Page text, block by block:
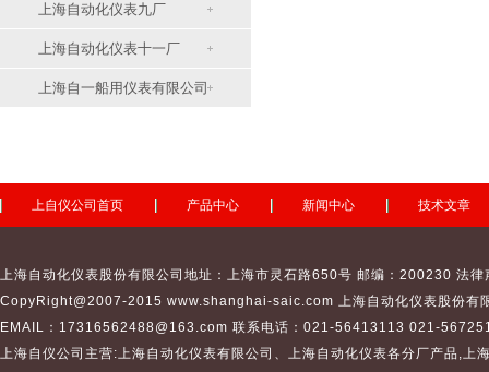
上海自动化仪表九厂
上海自动化仪表十一厂
上海自一船用仪表有限公司
上自仪公司首页 产品中心 新闻中心 技术文章
上海自动化仪表股份有限公司地址：上海市灵石路650号 邮编：200230 法律
CopyRight@2007-2015 www.shanghai-saic.com 上海自动化仪表股份有
EMAIL：17316562488@163.com 联系电话：021-56413113 021-
上海自仪公司主营:上海自动化仪表有限公司 、 上海自动化仪表各分厂产品,上